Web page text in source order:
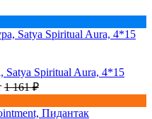
Satya Spiritual Aura, 4*15
1 161 ₽